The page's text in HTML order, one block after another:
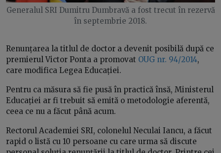
Generalul SRI Dumitru Dumbravă a fost trecut în rezervă
în septembrie 2018.
Renunțarea la titlul de doctor a devenit posibilă după ce
premierul Victor Ponta a promovat OUG nr. 94/2014,
care modifica Legea Educației.
Pentru ca măsura să fie pusă în practică însă, Ministerul
Educației ar fi trebuit să emită o metodologie aferentă,
ceea ce nu a făcut până acum.
Rectorul Academiei SRI, colonelul Neculai Iancu, a făcut
rapid o listă cu 10 persoane cu care urma să discute